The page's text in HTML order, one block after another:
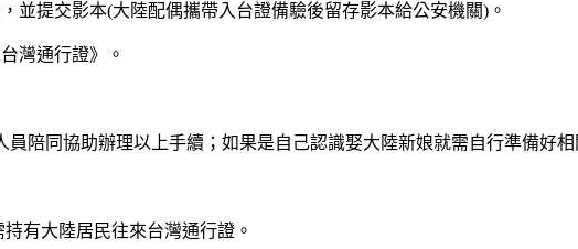
並提交影本(大陸配偶攜帶入台證備驗後留存影本給公安機關)。
灣通行證》。
陪同協助辦理以上手續；如果是自己認識娶大陸新娘就需自行準備好相
有大陸居民往來台灣通行證。